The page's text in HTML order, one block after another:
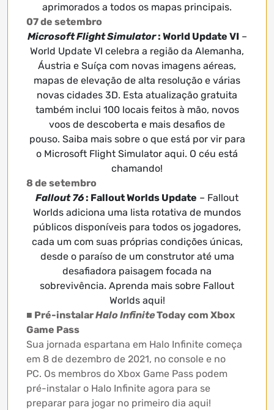
aprimorados a todos os mapas principais.
07 de setembro
Microsoft Flight Simulator: World Update VI –
World Update VI celebra a região da Alemanha,
Áustria e Suíça com novas imagens aéreas,
mapas de elevação de alta resolução e várias
novas cidades 3D. Esta atualização gratuita
também inclui 100 locais feitos à mão, novos
voos de descoberta e mais desafios de
pouso. Saiba mais sobre o que está por vir para
o Microsoft Flight Simulator aqui. O céu está
chamando!
8 de setembro
Fallout 76 : Fallout Worlds Update – Fallout
Worlds adiciona uma lista rotativa de mundos
públicos disponíveis para todos os jogadores,
cada um com suas próprias condições únicas,
desde o paraíso de um construtor até uma
desafiadora paisagem focada na
sobrevivência. Aprenda mais sobre Fallout
Worlds aqui!
■ Pré-instalarHalo InfiniteToday com Xbox
Game Pass
Sua jornada espartana em Halo Infinite começa
em 8 de dezembro de 2021, no console e no
PC. Os membros do Xbox Game Pass podem
pré-instalar o Halo Infinite agora para se
preparar para jogar no primeiro dia aqui!